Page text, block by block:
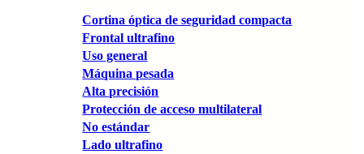
Cortina óptica de seguridad compacta
Frontal ultrafino
Uso general
Máquina pesada
Alta precisión
Protección de acceso multilateral
No estándar
Lado ultrafino